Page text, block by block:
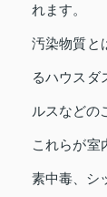
れます。
汚染物質と
るハウスダ
ルスなどの
これらが室
素中毒、シ